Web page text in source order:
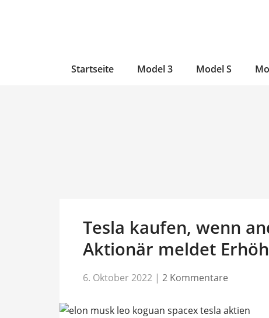
Startseite Model 3 Model S
Tesla kaufen, wenn
Aktionär meldet
6. Oktober 2022 | 2 Kommentare